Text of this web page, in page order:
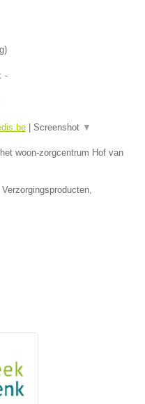
)
-
| Screenshot ▼
woon-zorgcentrum Hof van